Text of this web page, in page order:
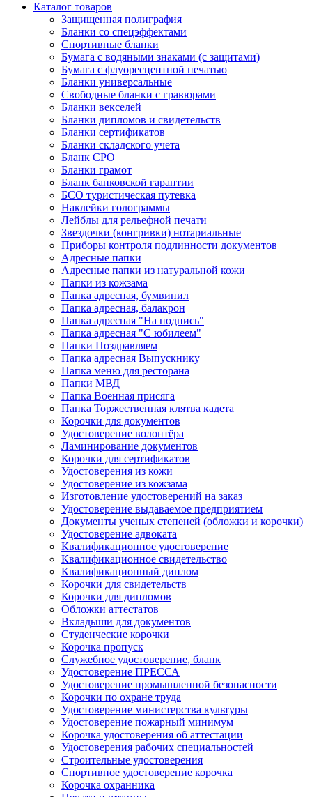
Каталог товаров
Защищенная полиграфия
Бланки со спецэффектами
Спортивные бланки
Бумага с водяными знаками (с защитами)
Бумага с флуоресцентной печатью
Бланки универсальные
Свободные бланки с гравюрами
Бланки векселей
Бланки дипломов и свидетельств
Бланки сертификатов
Бланки складского учета
Бланк СРО
Бланки грамот
Бланк банковской гарантии
БСО туристическая путевка
Наклейки голограммы
Лейблы для рельефной печати
Звездочки (конгривки) нотариальные
Приборы контроля подлинности документов
Адресные папки
Адресные папки из натуральной кожи
Папки из кожзама
Папка адресная, бумвинил
Папка адресная, балакрон
Папка адресная "На подпись"
Папка адресная "C юбилеем"
Папки Поздравляем
Папка адресная Выпускнику
Папка меню для ресторана
Папки МВД
Папка Военная присяга
Папка Торжественная клятва кадета
Корочки для документов
Удостоверение волонтёра
Ламинирование документов
Корочки для сертификатов
Удостоверения из кожи
Удостоверение из кожзама
Изготовление удостоверений на заказ
Удостоверение выдаваемое предприятием
Документы ученых степеней (обложки и корочки)
Удостоверение адвоката
Квалификационное удостоверение
Квалификационное свидетельство
Квалификационный диплом
Корочки для свидетельств
Корочки для дипломов
Обложки аттестатов
Вкладыши для документов
Студенческие корочки
Корочка пропуск
Служебное удостоверение, бланк
Удостоверение ПРЕССА
Удостоверение промышленной безопасности
Корочки по охране труда
Удостоверение министерства культуры
Удостоверение пожарный минимум
Корочка удостоверения об аттестации
Удостоверения рабочих специальностей
Строительные удостоверения
Спортивное удостоверение корочка
Корочка охранника